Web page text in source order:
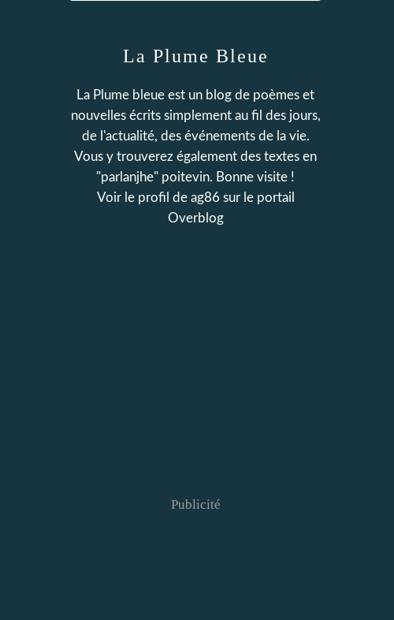
La Plume Bleue
La Plume bleue est un blog de poèmes et
nouvelles écrits simplement au fil des jours,
de l'actualité, des événements de la vie.
Vous y trouverez également des textes en
"parlanjhe" poitevin. Bonne visite !
Voir le profil de ag86 sur le portail
Overblog
Publicité